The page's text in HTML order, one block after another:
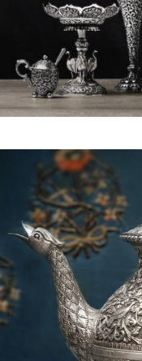
DETAYLAR
Gümüş Alım
Noktaları
DETAYLAR